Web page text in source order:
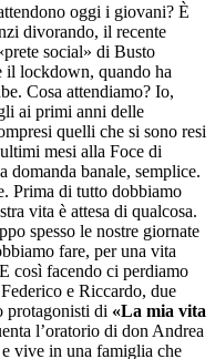
oggi i giovani? È
divorando, il recente
social» di Busto
il lockdown, quando ha
Cosa attendiamo? Io,
ai primi anni delle
quelli che si sono resi
mesi alla Foce di
domanda banale, semplice.
Prima di tutto dobbiamo
vita è attesa di qualcosa.
spesso le nostre giornate
fare, per una vita
così facendo ci perdiamo
e Riccardo, due
protagonisti di «La mia vita
l’oratorio di don Andrea
vive in una famiglia che